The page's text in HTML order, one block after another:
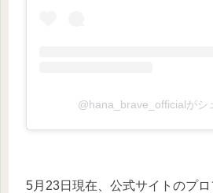
@hana_brave_officialがシ
5月23日現在、公式サイトのプ